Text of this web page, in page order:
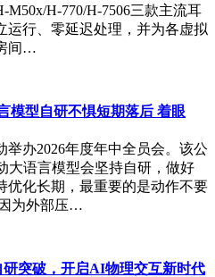
H-770/H-7506三款主流耳
运行、零延迟处理，并为各虚拟
间…
模型自研不惧短期落后 着眼
举办2026年度年中全员会。该公
大语言模型会坚持自研，做好
优化长期，最重要的是动作不要
为外部压…
突破，开启AI物理交互新时代